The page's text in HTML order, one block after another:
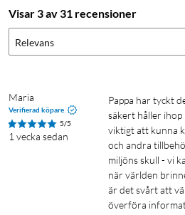
Visar 3 av 31 recensioner
Relevans
Maria
Verifierad köpare
5/5
1 vecka sedan
pappa har tyckt detta fodral varit bra då det
säkert håller ihop
viktigt att kunna
och andra
miljöns skull - vi
när världen
är det svårt att
överföra